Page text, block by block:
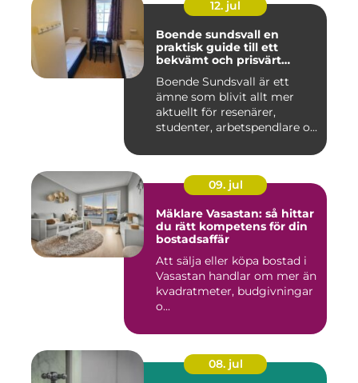
12. jul
Boende sundsvall en
praktisk guide till ett
bekvämt och prisvärt
Boende Sundsvall är ett
ämne som blivit allt mer
aktuellt för resenärer,
studenter, arbetspendlare o...
09. jul
Mäklare Vasastan: så hittar
du rätt kompetens för din
bostadsaffär
Att sälja eller köpa bostad i
Vasastan handlar om mer än
kvadratmeter, budgivningar
o...
08. jul